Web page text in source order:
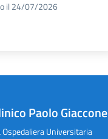
il 24/07/2026
Paolo Giaccone
Ospedaliera Universitaria